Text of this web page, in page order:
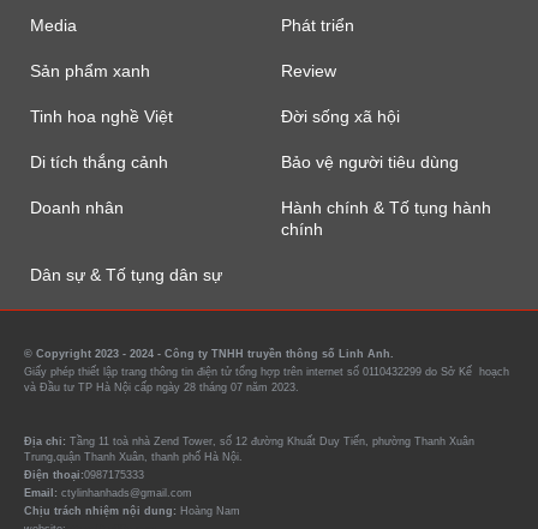
Media Phát triển
Sản phẩm xanh Review
Tinh hoa nghề Việt Đời sống xã hội
Di tích thắng cảnh Bảo vệ người tiêu dùng
Doanh nhân
Hành chính & Tố tụng hành
chính
Dân sự & Tố tụng dân sự
© Copyright 2023 - 2024 - Công ty TNHH truyền thông số Linh Anh.
Giấy phép thiết lập trang thông tin điện tử tổng hợp trên internet số 0110432299 do Sở Kế hoạch
và Đầu tư TP Hà Nội cấp ngày 28 tháng 07 năm 2023.
Địa chỉ: Tầng 11 toà nhà Zend Tower, số 12 đường Khuất Duy Tiến, phường Thanh Xuân
Trung,quận Thanh Xuân, thanh phố Hà Nội.
Điện thoại:0987175333
Email: ctylinhanhads@gmail.com
Chịu trách nhiệm nội dung: Hoàng Nam